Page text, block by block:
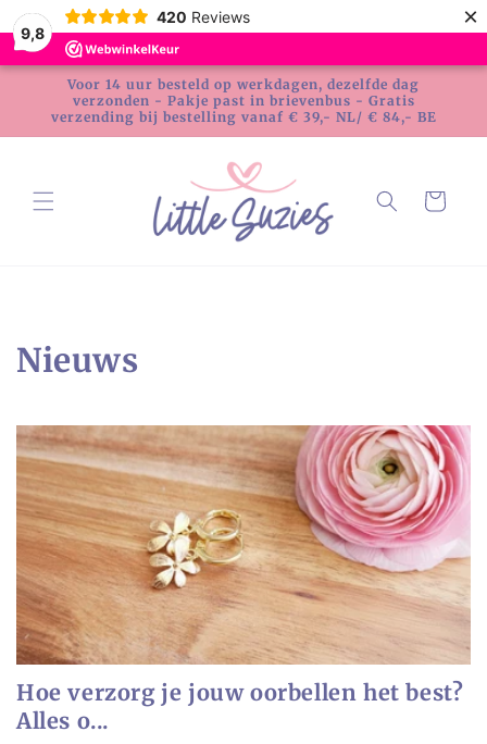
9,8
420 Reviews ×
naar de
content
Voor 14 uur besteld op werkdagen, dezelfde dag
verzonden - Pakje past in brievenbus - Gratis
verzending bij bestelling vanaf € 39,- NL/ € 84,- BE
Winkelwagen
Nieuws
Hoe verzorg je jouw oorbellen het best?
Alles o...